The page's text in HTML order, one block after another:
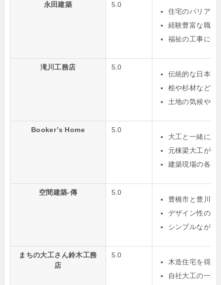
永田建築
5.0
住宅のバリアフ
経験豊富な職人
福祉の工事に係
滝川工務店
5.0
伝統的な日本家
桧や杉材などで
土地の気候や条
Booker’s Home
5.0
大工と一緒に建
元棟梁大工が打
建築現場の各工
空間建築-傳
5.0
豊橋市と豊川市
デザイン性の高
シンプルながら
まちの大工さん鈴木工務
店
5.0
木造住宅を得意
自社大工の一貫